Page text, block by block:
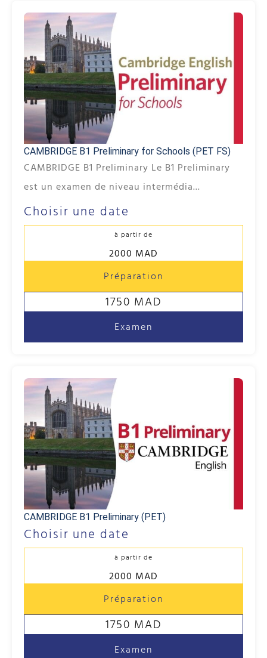
CAMBRIDGE B1 Preliminary for Schools (PET FS)
CAMBRIDGE B1 Preliminary Le B1 Preliminary
est un examen de niveau intermédia...
Choisir une date
à partir de
2000 MAD
Préparation
1750 MAD
Examen
CAMBRIDGE B1 Preliminary (PET)
Choisir une date
à partir de
2000 MAD
Préparation
1750 MAD
Examen